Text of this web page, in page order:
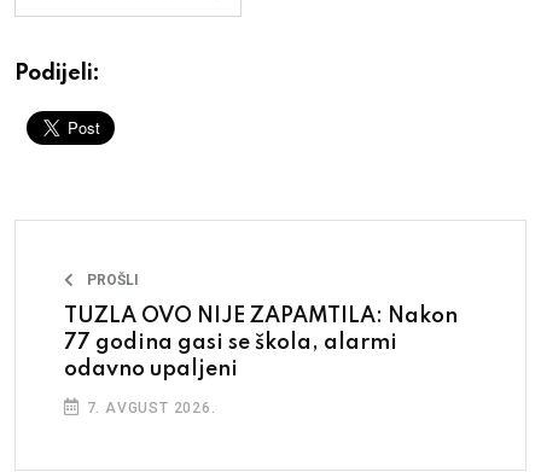
Podijeli:
PROŠLI
TUZLA OVO NIJE ZAPAMTILA: Nakon
77 godina gasi se škola, alarmi
odavno upaljeni
7. AVGUST 2026.